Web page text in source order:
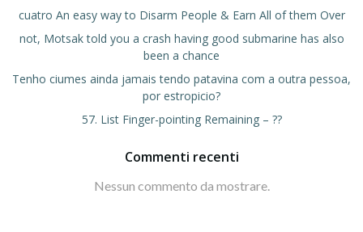
cuatro An easy way to Disarm People & Earn All of them Over
not, Motsak told you a crash having good submarine has also
been a chance
Tenho ciumes ainda jamais tendo patavina com a outra pessoa,
por estropicio?
57. List Finger-pointing Remaining – ??
Commenti recenti
Nessun commento da mostrare.